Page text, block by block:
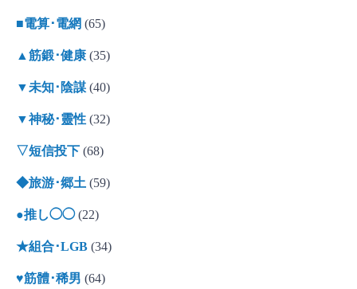
■電算･電網 (65)
▲筋鍛･健康 (35)
▼未知･陰謀 (40)
▼神秘･靈性 (32)
▽短信投下 (68)
◆旅游･郷土 (59)
●推し◯◯(22)
★組合･LGB (34)
♥筋體･稀男 (64)